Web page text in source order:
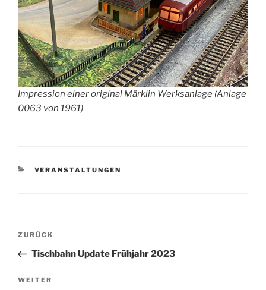
Impression einer original Märklin Werksanlage (Anlage
0063 von 1961)
KATEGORIEN
VERANSTALTUNGEN
Beitragsnavigation
Vorheriger
Beitrag
ZURÜCK
Tischbahn Update Frühjahr 2023
Nächster
WEITER